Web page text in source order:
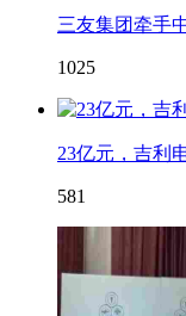
三友集团牵手
1025
23亿元，吉利
581